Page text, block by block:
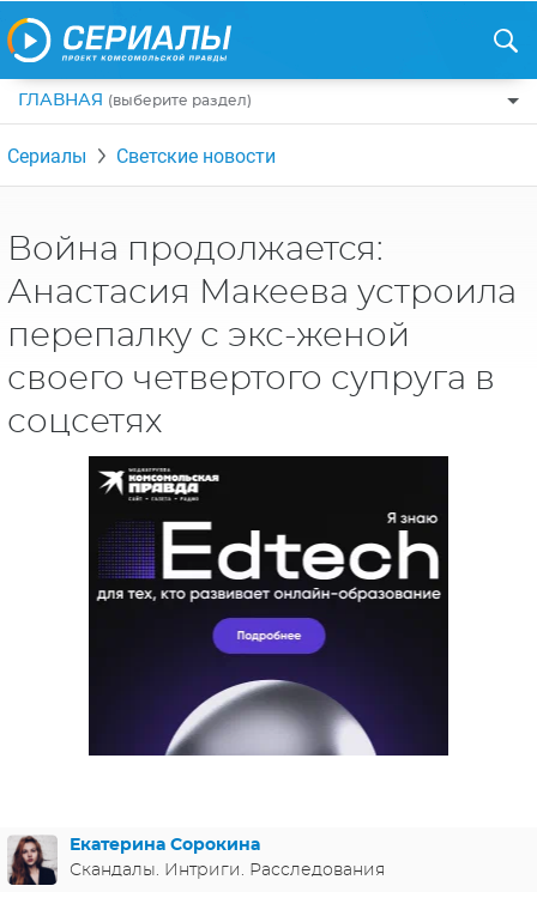
ГЛАВНАЯ (выберите раздел)
ПО ЖАНРАМ
КОМЕДИИ
ДРАМЫ
УЖАСЫ
КРИМИНАЛ
ФАНТАСТИКА
МЕЛОДРАМЫ
США
РОССИЯ
РЕЦЕНЗИИ
НА ВЫХОДНЫЕ
НОВОСТИ
ИНТЕРЕСНО
НОВОСТИ ТУРЕЦКИХ СЕРИАЛОВ
АЗИАТСКИЕ СЕРИАЛЫ
СВЕТСКИЕ НОВОСТИ
СПОЙЛЕРЫ ИЗ СЕРИАЛОВ
Сериалы Светские новости
Война продолжается:
Анастасия Макеева устроила
перепалку с экс-женой
своего четвертого супруга в
соцсетях
Екатерина Сорокина
Скандалы. Интриги. Расследования